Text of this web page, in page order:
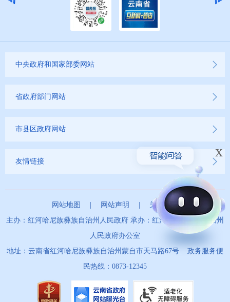
中央政府和国家部委网站
省政府部门网站
市县区政府网站
友情链接
网站地图 | 网站声明 | 关于我们
主办：红河哈尼族彝族自治州人民政府 承办：红河哈尼族彝族自治州
人民政府办公室
地址：云南省红河哈尼族彝族自治州蒙自市天马路67号 政务服务便
民热线：0873-12345
x